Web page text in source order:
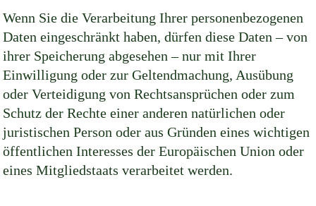
Wenn Sie die Verarbeitung Ihrer personenbezogenen
Daten eingeschränkt haben, dürfen diese Daten – von
ihrer Speicherung abgesehen – nur mit Ihrer
Einwilligung oder zur Geltendmachung, Ausübung
oder Verteidigung von Rechtsansprüchen oder zum
Schutz der Rechte einer anderen natürlichen oder
juristischen Person oder aus Gründen eines wichtigen
öffentlichen Interesses der Europäischen Union oder
eines Mitgliedstaats verarbeitet werden.